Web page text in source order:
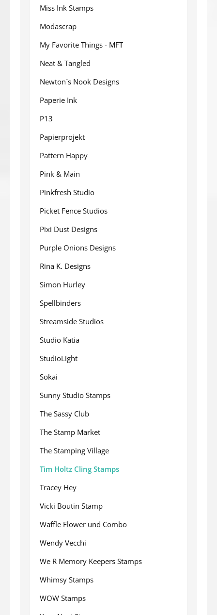
Miss Ink Stamps
Modascrap
My Favorite Things - MFT
Neat & Tangled
Newton´s Nook Designs
Paperie Ink
P13
Papierprojekt
Pattern Happy
Pink & Main
Pinkfresh Studio
Picket Fence Studios
Pixi Dust Designs
Purple Onions Designs
Rina K. Designs
Simon Hurley
Spellbinders
Streamside Studios
Studio Katia
StudioLight
Sokai
Sunny Studio Stamps
The Sassy Club
The Stamp Market
The Stamping Village
Tim Holtz Cling Stamps
Tracey Hey
Vicki Boutin Stamp
Waffle Flower und Combo
Wendy Vecchi
We R Memory Keepers Stamps
Whimsy Stamps
WOW Stamps